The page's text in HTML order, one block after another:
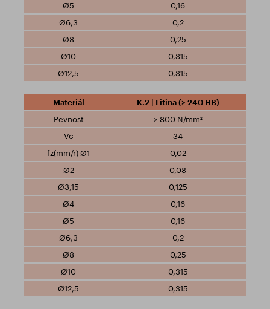
0,16
0,2
0,25
0,315
0,315
K.2 | Litina (> 240 HB)
> 800 N/mm²
34
0,02
0,08
0,125
0,16
0,16
0,2
0,25
0,315
0,315